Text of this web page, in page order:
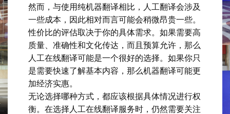
然而，与使用纯机器翻译相比，人工翻译会涉及
一些成本，因此相对而言可能会稍微昂贵一些。
性价比的评估取决于你的具体需求。如果需要高
质量、准确性和文化传达，而且预算允许，那么
人工在线翻译可能是一个很好的选择。如果你只
是需要快速了解基本内容，那么机器翻译可能更
加经济实惠。
无论选择哪种方式，都应该根据具体情况进行权
衡。在选择人工在线翻译服务时，仍然需要关注